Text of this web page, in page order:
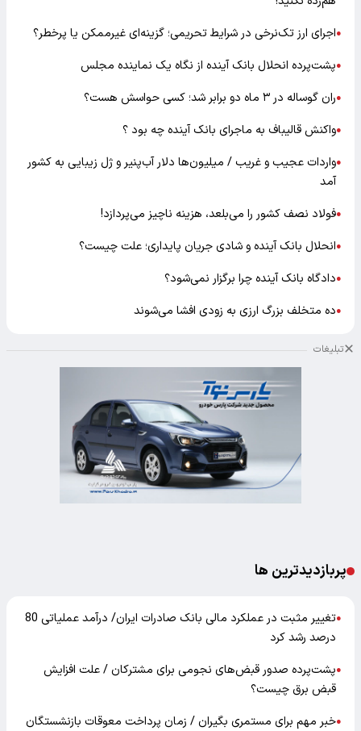
●اجرای ارز تک‌نرخی در شرایط تحریمی؛ گزینه‌ای غیرممکن یا پرخطر؟
●پشت‌پرده انحلال بانک آینده از نگاه یک نماینده مجلس
●ران گوساله در ۳ ماه دو برابر شد؛ کسی حواسش هست؟
●واکنش قالیباف به ماجرای بانک آینده چه بود ؟
●واردات عجیب و غریب / میلیون‌ها دلار آب‌پنیر و ژل زیبایی به کشور
آمد
●فولاد نصف کشور را می‌بلعد، هزینه ناچیز می‌پردازد!
●انحلال بانک آینده و شادی جریان پایداری؛ علت چیست؟
●دادگاه بانک آینده چرا برگزار نمی‌شود؟
●ده متخلف بزرگ ارزی به زودی افشا می‌شوند
تبلیغات
پربازدیدترین ها
●
تغییر مثبت در عملکرد مالی بانک صادرات ایران/ درآمد عملیاتی 80
درصد رشد کرد
●پشت‌پرده صدور قبض‌های نجومی برای مشترکان / علت افزایش
قبض برق چیست؟
●خبر مهم برای مستمری بگیران / زمان پرداخت معوقات بازنشستگان